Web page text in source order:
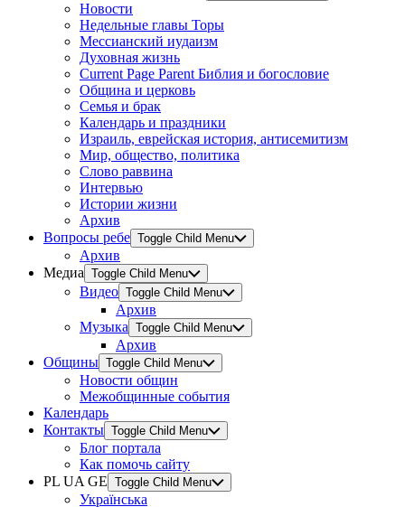
Новости
Недельные главы Торы
Мессианский иудаизм
Духовная жизнь
Current Page Parent Библия и богословие
Община и церковь
Семья и брак
Календарь и праздники
Израиль, еврейская история, антисемитизм
Мир, общество, политика
Слово раввина
Интервью
Истории жизни
Архив
Вопросы ребе Toggle Child Menu
Архив
Медиа Toggle Child Menu
Видео Toggle Child Menu
Архив
Музыка Toggle Child Menu
Архив
Общины Toggle Child Menu
Новости общин
Межобщинные события
Календарь
Контакты Toggle Child Menu
Блог портала
Как помочь сайту
PL UA GE Toggle Child Menu
Українська